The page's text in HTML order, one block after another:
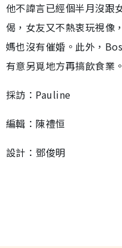
他不諱言已經個半月沒跟
偈，女友又不熱衷玩視像
媽也沒有催婚。此外，
有意另覓地方再搞飲食業。
採訪：Pauline
編輯：陳禮恒
設計：鄧俊明